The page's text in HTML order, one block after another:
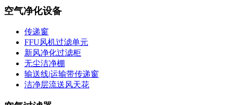
空气净化设备
传递窗
FFU风机过滤单元
新风净化过滤柜
无尘洁净棚
输送线|运输带传递窗
洁净层流送风天花